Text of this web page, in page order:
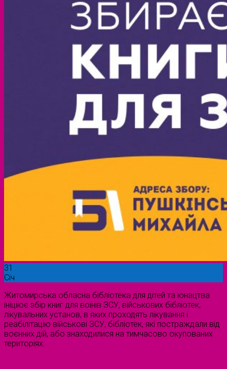
31
Січ
Житомирська обласна бібліотека для дітей та юнацтва
ініціює збір книг для воїнів ЗСУ, військових бібліотек,
лікувальних установ, в яких проходять лікування і
реабілітацію військові ЗСУ, бібліотек, які постраждали від
воєнних дій, або знаходилися на тимчасово окупованих
територіях.